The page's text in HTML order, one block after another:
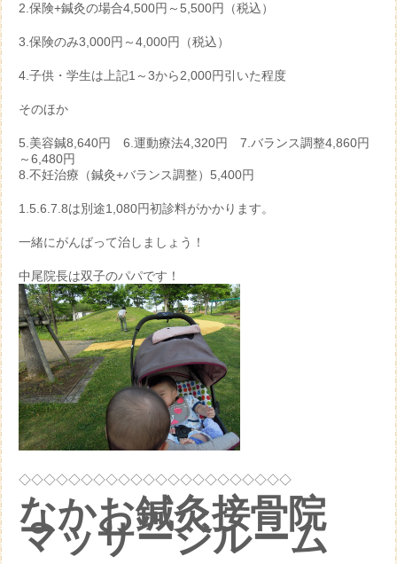
2.保険+鍼灸の場合4,500円～5,500円（税込）
3.保険のみ3,000円～4,000円（税込）
4.子供・学生は上記1～3から2,000円引いた程度
そのほか
5.美容鍼8,640円 6.運動療法4,320円 7.バランス調整4,860円
～6,480円
8.不妊治療（鍼灸+バランス調整）5,400円
1.5.6.7.8は別途1,080円初診料がかかります。
一緒にがんばって治しましょう！
中尾院長は双子のパパです！
◇◇◇◇◇◇◇◇◇◇◇◇◇◇◇◇◇◇◇◇◇◇
なかお鍼灸接骨院
マッサージルーム